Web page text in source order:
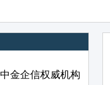
金企信权威机构